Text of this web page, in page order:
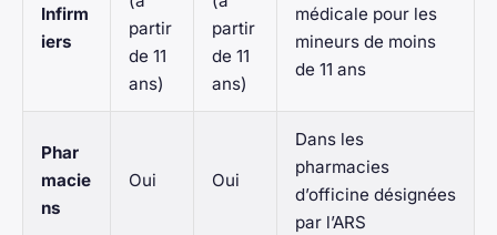
Infirm
iers
partir
de 11
ans)
partir
de 11
ans)
médicale pour les
mineurs de moins
de 11 ans
Phar
macie
ns
Oui Oui
Dans les
pharmacies
d’officine désignées
par l’ARS